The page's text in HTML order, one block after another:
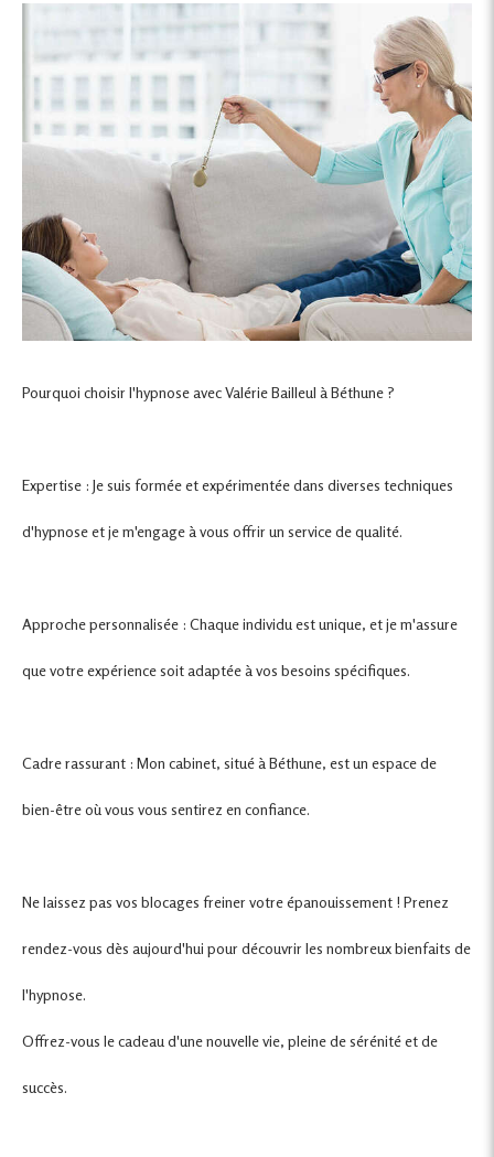
Pourquoi choisir l'hypnose avec Valérie Bailleul à Béthune ?
Expertise : Je suis formée et expérimentée dans diverses techniques
d'hypnose et je m'engage à vous offrir un service de qualité.
Approche personnalisée : Chaque individu est unique, et je m'assure
que votre expérience soit adaptée à vos besoins spécifiques.
Cadre rassurant : Mon cabinet, situé à Béthune, est un espace de
bien-être où vous vous sentirez en confiance.
Ne laissez pas vos blocages freiner votre épanouissement ! Prenez
rendez-vous dès aujourd'hui pour découvrir les nombreux bienfaits de
l'hypnose.
Offrez-vous le cadeau d'une nouvelle vie, pleine de sérénité et de
succès.